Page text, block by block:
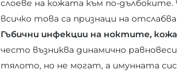
слоеве на кожата към по-дълбоките.
всичко това са признаци на
Гъбични инфекции на ноктите,
често възниква динамично
тялото, но не могат, а имунната